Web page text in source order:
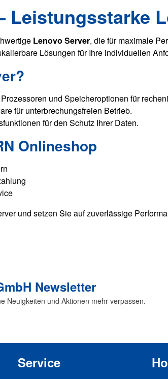
Leistungsstarke
Lenovo Server, die für maximale
Lösungen für Ihre individuellen
und Speicheroptionen für
für unterbrechungsfreien Betrieb.
für den Schutz Ihrer Daten.
Onlineshop
und setzen Sie auf zuverlässige
Newsletter
Neuigkeiten und Aktionen mehr verpassen.
Service